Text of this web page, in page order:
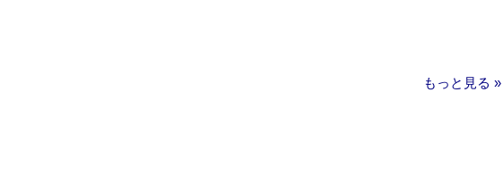
もっと見る »